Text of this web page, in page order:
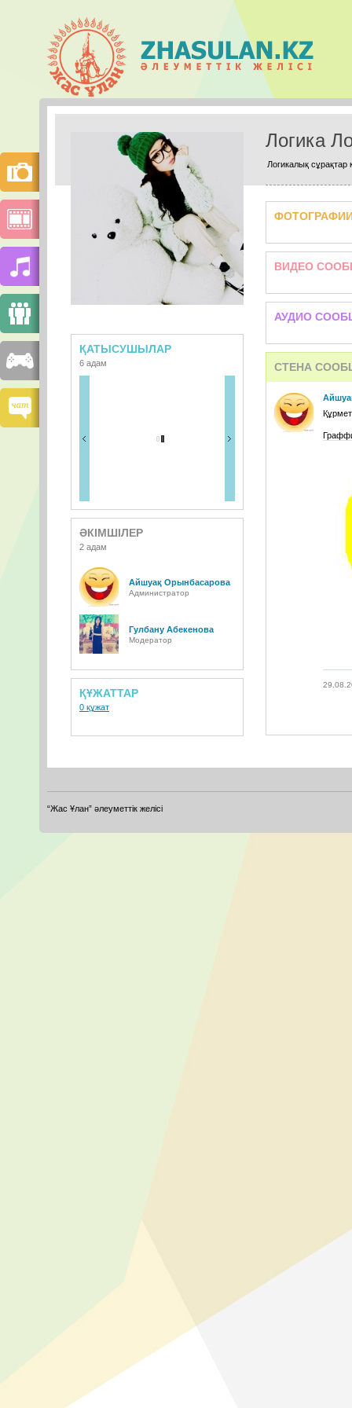
Логика
Логикалық сұрақтар
ҚАТЫСУШЫЛАР
6 адам
ӘКІМШІЛЕР
2 адам
Айшуақ Орынбасарова
Администратор
Гулбану Абекенова
Модератор
ҚҰЖАТТАР
0 құжат
ВИДЕО
АУДИО
СТЕНА
“Жас Ұлан” әлеуметтік желісі